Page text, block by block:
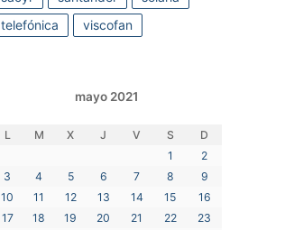
telefónica
viscofan
mayo 2021
L M X J V S
D
1
2
3
4 5 6 7 8
9
10
11 12 13 14 15
16
17
18 19 20 21 22
23